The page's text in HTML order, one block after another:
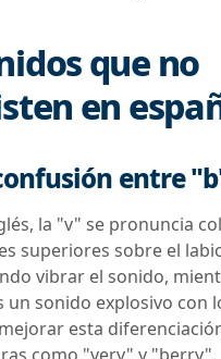
que no
en
entre
la "v" se pronuncia
superiores sobre el
vibrar el sonido,
un sonido explosivo con
esta
como "very" y "berry".